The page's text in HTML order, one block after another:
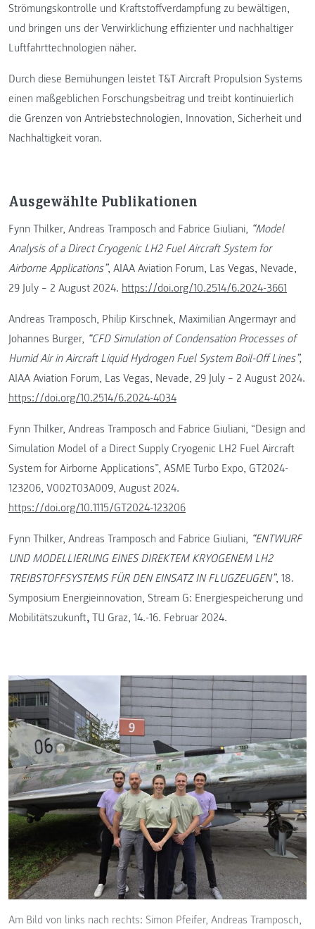
Strömungskontrolle und Kraftstoffverdampfung zu bewältigen,
und bringen uns der Verwirklichung effizienter und nachhaltiger
Luftfahrttechnologien näher.
Durch diese Bemühungen leistet T&T Aircraft Propulsion Systems
einen maßgeblichen Forschungsbeitrag und treibt kontinuierlich
die Grenzen von Antriebstechnologien, Innovation, Sicherheit und
Nachhaltigkeit voran.
Ausgewählte Publikationen
Fynn Thilker, Andreas Tramposch and Fabrice Giuliani, “Model
Analysis of a Direct Cryogenic LH2 Fuel Aircraft System for
Airborne Applications”, AIAA Aviation Forum, Las Vegas, Nevade,
29 July – 2 August 2024. https://doi.org/10.2514/6.2024-3661
Andreas Tramposch, Philip Kirschnek, Maximilian Angermayr and
Johannes Burger, “CFD Simulation of Condensation Processes of
Humid Air in Aircraft Liquid Hydrogen Fuel System Boil-Off Lines”,
AIAA Aviation Forum, Las Vegas, Nevade, 29 July – 2 August 2024.
https://doi.org/10.2514/6.2024-4034
Fynn Thilker, Andreas Tramposch and Fabrice Giuliani, “Design and
Simulation Model of a Direct Supply Cryogenic LH2 Fuel Aircraft
System for Airborne Applications”, ASME Turbo Expo, GT2024-
123206, V002T03A009, August 2024.
https://doi.org/10.1115/GT2024-123206
Fynn Thilker, Andreas Tramposch and Fabrice Giuliani, “ENTWURF
UND MODELLIERUNG EINES DIREKTEM KRYOGENEM LH2
TREIBSTOFFSYSTEMS FÜR DEN EINSATZ IN FLUGZEUGEN”, 18.
Symposium Energieinnovation, Stream G: Energiespeicherung und
Mobilitätszukunft, TU Graz, 14.-16. Februar 2024.
Am Bild von links nach rechts: Simon Pfeifer, Andreas Tramposch,